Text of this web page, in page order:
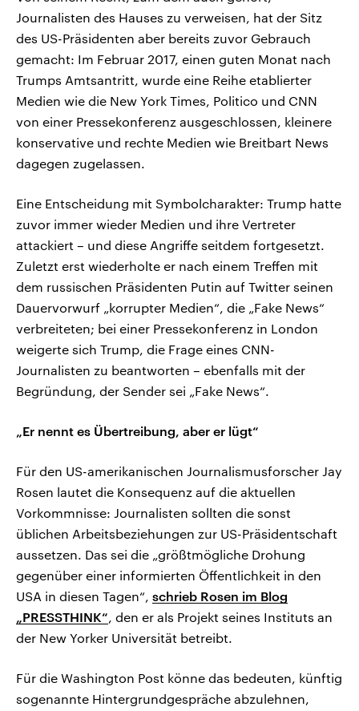
Journalisten des Hauses zu verweisen, hat der Sitz
des US-Präsidenten aber bereits zuvor Gebrauch
gemacht: Im Februar 2017, einen guten Monat nach
Trumps Amtsantritt, wurde eine Reihe etablierter
Medien wie die New York Times, Politico und CNN
von einer Pressekonferenz ausgeschlossen, kleinere
konservative und rechte Medien wie Breitbart News
dagegen zugelassen.
Eine Entscheidung mit Symbolcharakter: Trump hatte
zuvor immer wieder Medien und ihre Vertreter
attackiert – und diese Angriffe seitdem fortgesetzt.
Zuletzt erst wiederholte er nach einem Treffen mit
dem russischen Präsidenten Putin auf Twitter seinen
Dauervorwurf „korrupter Medien“, die „Fake News“
verbreiteten; bei einer Pressekonferenz in London
weigerte sich Trump, die Frage eines CNN-
Journalisten zu beantworten – ebenfalls mit der
Begründung, der Sender sei „Fake News“.
„Er nennt es Übertreibung, aber er lügt“
Für den US-amerikanischen Journalismusforscher Jay
Rosen lautet die Konsequenz auf die aktuellen
Vorkommnisse: Journalisten sollten die sonst
üblichen Arbeitsbeziehungen zur US-Präsidentschaft
aussetzen. Das sei die „größtmögliche Drohung
gegenüber einer informierten Öffentlichkeit in den
USA in diesen Tagen“, schrieb Rosen im Blog
„PRESSTHINK“, den er als Projekt seines Instituts an
der New Yorker Universität betreibt.
Für die Washington Post könne das bedeuten, künftig
sogenannte Hintergrundgespräche abzulehnen,